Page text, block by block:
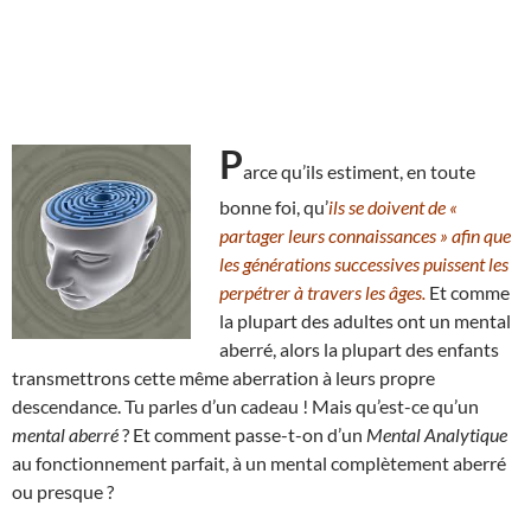
Parce qu’ils estiment, en toute
bonne foi, qu’ils se doivent de «
partager leurs connaissances » afin que
les générations successives puissent les
perpétrer à travers les âges. Et comme
la plupart des adultes ont un mental
aberré, alors la plupart des enfants
transmettrons cette même aberration à leurs propre
descendance. Tu parles d’un cadeau ! Mais qu’est-ce qu’un
mental aberré? Et comment passe-t-on d’un Mental Analytique
au fonctionnement parfait, à un mental complètement aberré
ou presque ?